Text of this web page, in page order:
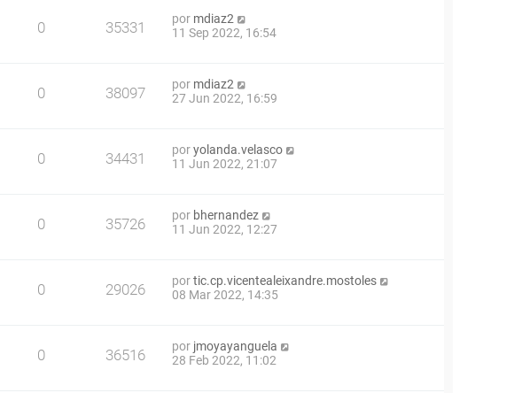
0 35331 por mdiaz2
11 Sep 2022, 16:54
0 38097 por mdiaz2
27 Jun 2022, 16:59
0 34431 poryolanda.velasco
11 Jun 2022, 21:07
0 35726 por bhernandez
11 Jun 2022, 12:27
0 29026 portic.cp.vicentealeixandre.mostoles
08 Mar 2022, 14:35
0 36516 por jmoyayanguela
28 Feb 2022, 11:02